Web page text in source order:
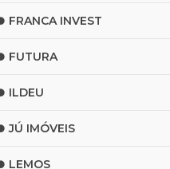
FRANCA INVEST
FUTURA
ILDEU
JÚ IMÓVEIS
LEMOS